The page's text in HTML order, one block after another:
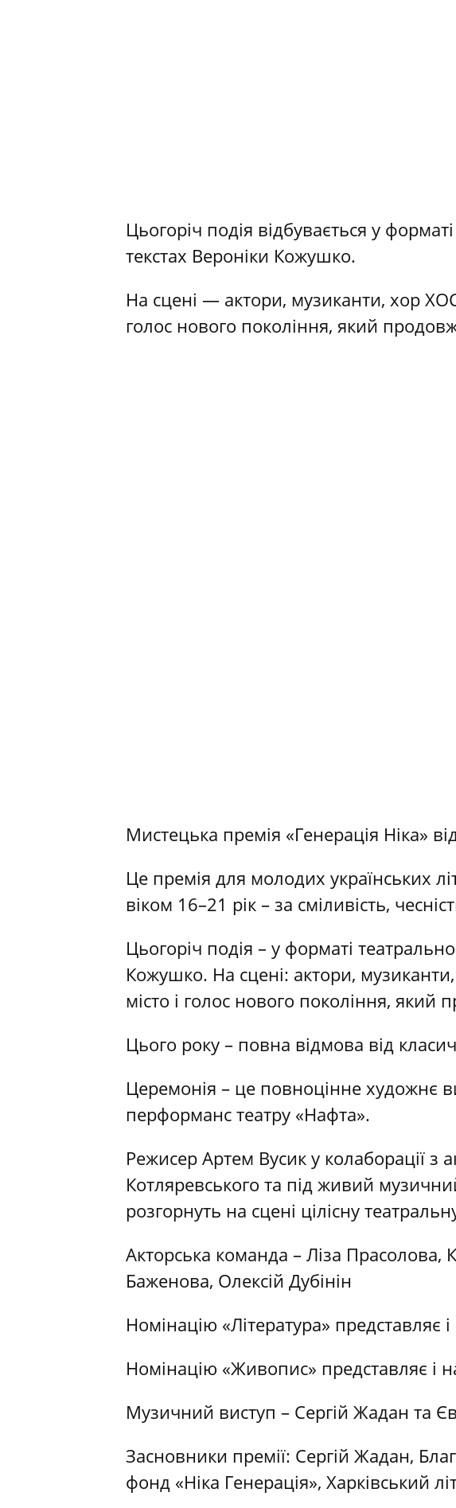
Цьогоріч подія відбувається у
текстах Вероніки Кожушко.
На сцені — актори, музиканти, хор
голос нового покоління, який
Мистецька премія «Генерація Ніка»
Це премія для молодих українських
віком 16–21 рік – за сміливість,
Цьогоріч подія – у форматі
Кожушко. На сцені: актори,
місто і голос нового покоління, який
Цього року – повна відмова від
Церемонія – це повноцінне художнє
перформанс театру «Нафта».
Режисер Артем Вусик у колаборації
Котляревського та під живий
розгорнуть на сцені цілісну
Акторська команда – Ліза Прасолова,
Баженова, Олексій Дубінін
Номінацію «Література» представляє
Номінацію «Живопис» представляє і
Музичний виступ – Сергій Жадан та
Засновники премії: Сергій Жадан,
фонд «Ніка Генерація», Харківський